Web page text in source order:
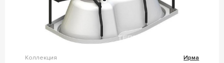
Коллекция
Ирма